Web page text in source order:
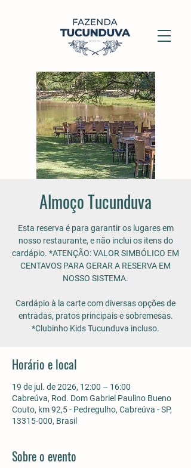
Almoço Tucunduva
Esta reserva é para garantir os lugares em
nosso restaurante, e não inclui os itens do
cardápio. *ATENÇÃO: VALOR SIMBÓLICO EM
CENTAVOS PARA GERAR A RESERVA EM
NOSSO SISTEMA.
Cardápio à la carte com diversas opções de
entradas, pratos principais e sobremesas.
*Clubinho Kids Tucunduva incluso.
Horário e local
19 de jul. de 2026, 12:00 – 16:00
Cabreúva, Rod. Dom Gabriel Paulino Bueno
Couto, km 92,5 - Pedregulho, Cabreúva - SP,
13315-000, Brasil
Sobre o evento